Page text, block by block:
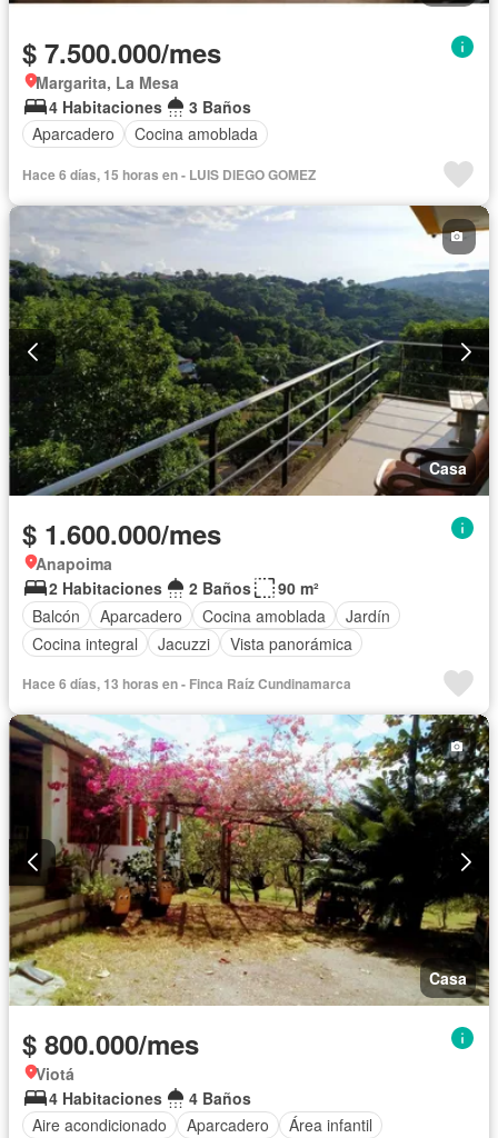
$ 7.500.000/mes
Margarita, La Mesa
4 Habitaciones
3 Baños
Aparcadero
Cocina amoblada
Hace 6 días, 15 horas en - LUIS DIEGO GOMEZ
Casa
$ 1.600.000/mes
Anapoima
2 Habitaciones
2 Baños
90 m²
Balcón
Aparcadero Cocina amoblada
Jardín
Cocina integral
Jacuzzi Vista panorámica
Hace 6 días, 13 horas en - Finca Raíz Cundinamarca
Casa
$ 800.000/mes
Viotá
4 Habitaciones
4 Baños
Aire acondicionado
Aparcadero
Área infantil